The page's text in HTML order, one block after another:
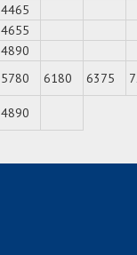
4465
4655
4890
5780 6180 6375
4890